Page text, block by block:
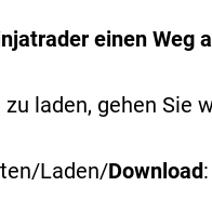
einen
laden, gehen Sie
Laden/Download: